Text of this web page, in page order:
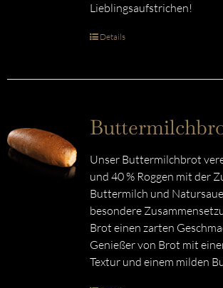
Lieblingsaufstrichen!
Details
Unser Buttermilchbrot
und 40 % Roggen mit der
Buttermilch und
besondere
Brot einen zarten
Genießer von Brot mit
Textur und einem milden